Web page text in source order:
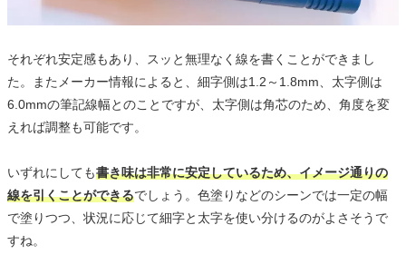
それぞれ安定感もあり、スッと無理なく線を書くことができまし
た。またメーカー情報によると、細字側は1.2～1.8mm、太字側は
6.0mmの筆記線幅とのことですが、太字側は角芯のため、角度を変
えれば調整も可能です。
いずれにしても書き味は非常に安定しているため、イメージ通りの
線を引くことができるでしょう。色塗りなどのシーンでは一定の幅
で塗りつつ、状況に応じて細字と太字を使い分けるのがよさそうで
すね。